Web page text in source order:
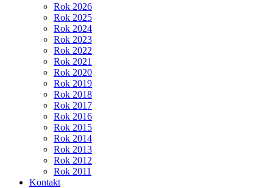
Rok 2026
Rok 2025
Rok 2024
Rok 2023
Rok 2022
Rok 2021
Rok 2020
Rok 2019
Rok 2018
Rok 2017
Rok 2016
Rok 2015
Rok 2014
Rok 2013
Rok 2012
Rok 2011
Kontakt